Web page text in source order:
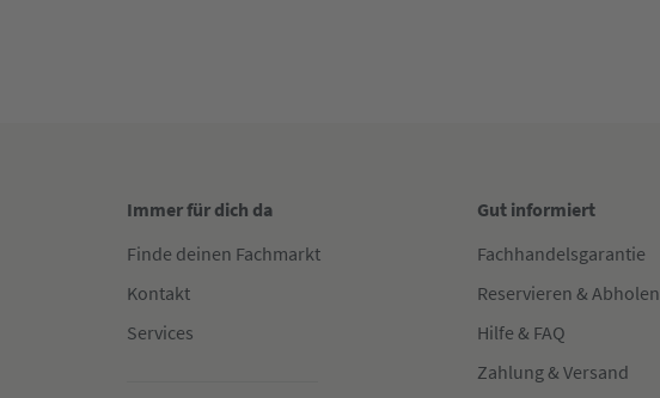
Immer für dich da
Finde deinen Fachmarkt
Kontakt
Services
Gut informiert
Fachhandelsgarantie
Reservieren & Abholen
Hilfe & FAQ
Zahlung & Versand